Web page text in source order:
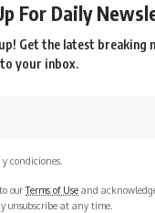
For Daily
Get the latest breaking
your inbox.
condiciones.
ourTerms of Use and
unsubscribe at any time.